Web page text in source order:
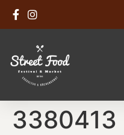
3380413